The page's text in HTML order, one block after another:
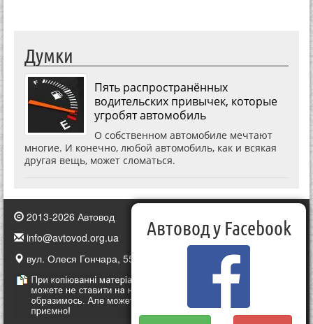
Думки
Пять распространённых
водительских привычек, которые
угробят автомобиль
О собственном автомобиле мечтают
многие. И конечно, любой автомобиль, как и всякая
другая вещь, может сломаться.
2013-2026 Автовод
info@avtovod.org.ua
вул. Олеся Гончара, 55, Київ, Україна
Автовод у Facebook